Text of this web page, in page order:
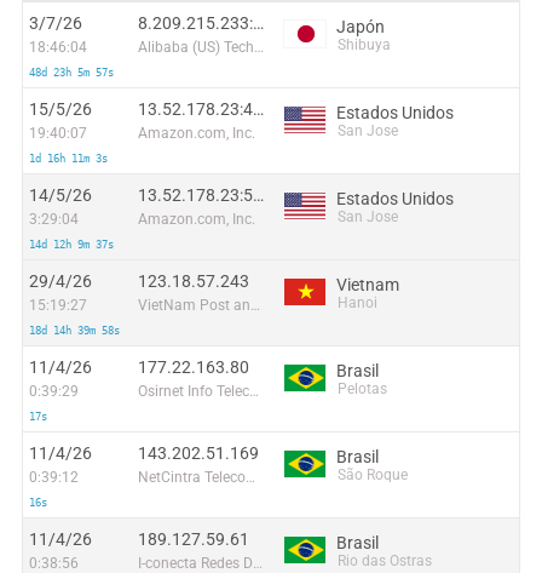
3/7/26
18:46:04
48d 23h 5m 57s
8.209.215.233:50941
Alibaba (US) Technology Co., Ltd.
Japón
Shibuya
15/5/26
19:40:07
1d 16h 11m 3s
13.52.178.23:44558
Amazon.com, Inc.
Estados Unidos
San Jose
14/5/26
3:29:04
14d 12h 9m 37s
13.52.178.23:57660
Amazon.com, Inc.
Estados Unidos
San Jose
29/4/26
15:19:27
18d 14h 39m 58s
123.18.57.243
VietNam Post and Telecom Corporation
Vietnam
Hanoi
11/4/26
0:39:29
17s
177.22.163.80
Osirnet Info Telecom Ltda.
Brasil
Pelotas
11/4/26
0:39:12
16s
143.202.51.169
NetCintra Telecomunicações Ltda.
Brasil
São Roque
11/4/26
0:38:56
189.127.59.61
I-conecta Redes De Telecomunicacao Eireli EPP
Brasil
Rio das Ostras